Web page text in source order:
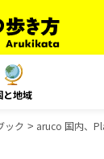
と地域
ック aruco 国内、